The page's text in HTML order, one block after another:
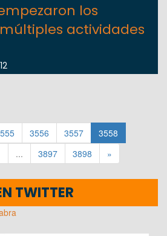
los
actividades
3556 3557
3558
... 3897 3898 »
TWITTER